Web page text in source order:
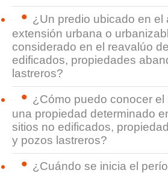
¿Un predio ubicado en el
extensión urbana o
considerado en el reavalúo
edificados, propiedades
lastreros?
¿Cómo puedo conocer
una propiedad determinado
sitios no edificados,
y pozos lastreros?
¿Cuándo se inicia el